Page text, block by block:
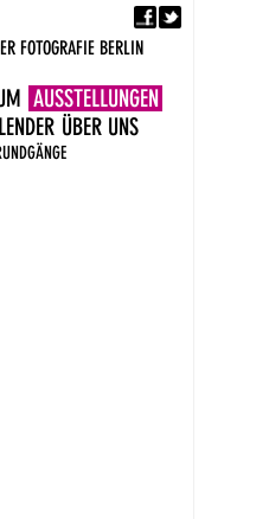
FOTOGRAFIE BERLIN
AUSSTELLUNGEN
ÜBER UNS